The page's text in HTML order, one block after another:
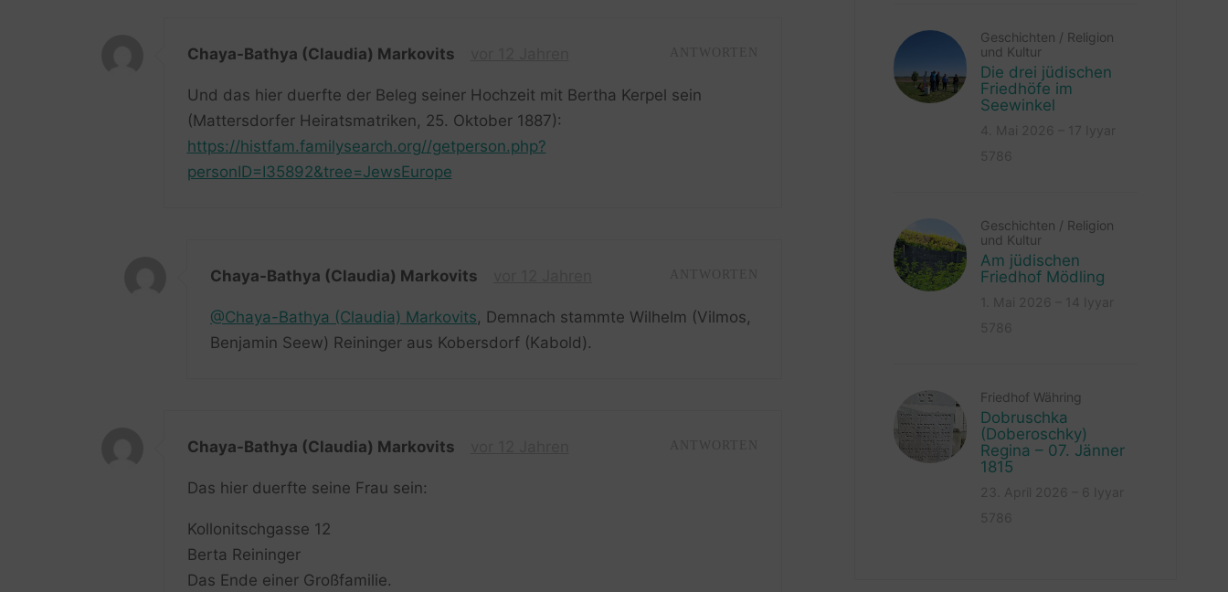
Chaya-Bathya (Claudia) Markovits
Und das hier duerfte der Beleg seiner Hochzeit mit Bertha Kerpel sein
(Mattersdorfer Heiratsmatriken, 25. Oktober 1887):
https://histfam.familysearch.org//getperson.php?
personID=I35892&tree=JewsEurope
Chaya-Bathya (Claudia) Markovits
@Chaya-Bathya (Claudia) Markovits, Demnach stammte Wilhelm (Vilmos,
Benjamin Seew) Reininger aus Kobersdorf (Kabold).
Chaya-Bathya (Claudia) Markovits
Das hier duerfte seine Frau sein:
Kollonitschgasse 12
Berta Reininger
Das Ende einer Großfamilie.
Geschichten / Religion
und Kultur
Die drei jüdischen
Friedhöfe im
Seewinkel
Geschichten / Religion
und Kultur
Am jüdischen
Friedhof Mödling
Friedhof Währing
Dobruschka
(Doberoschky)
Regina – 07. Jänner
1815